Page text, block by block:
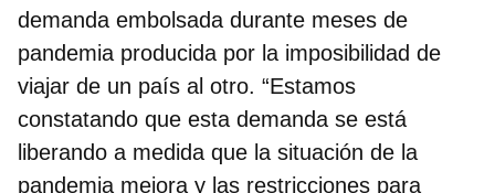
demanda embolsada durante meses de
pandemia producida por la imposibilidad de
viajar de un país al otro. “Estamos
constatando que esta demanda se está
liberando a medida que la situación de la
pandemia mejora y las restricciones para